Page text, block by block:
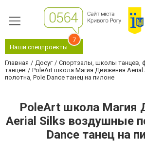
Наши спецпроекты
7
Главная Досуг Спортзалы, школы танцев,
танцев
PoleArt школа Магия Движения
полотна, Pole Dance танец на пилоне
PoleArt школа Магия
Aerial Silks воздушные
Dance танец на